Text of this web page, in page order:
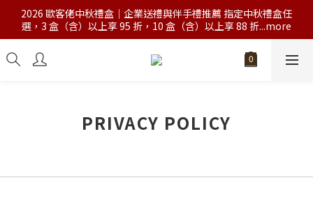
2026 歐客佬中秋禮盒｜企業送禮與伴手禮推薦 指定中秋禮盒任
選，3 盒（含）以上享 95 折，10 盒（含）以上享 88 折...more
PRIVACY POLICY